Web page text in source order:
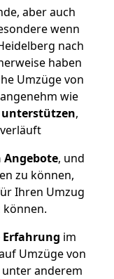
aber auch
wenn
nach
haben
Umzüge von
wie
unterstützen,
Angebote, und
zu können,
Ihren Umzug
im
Umzüge von
anderem